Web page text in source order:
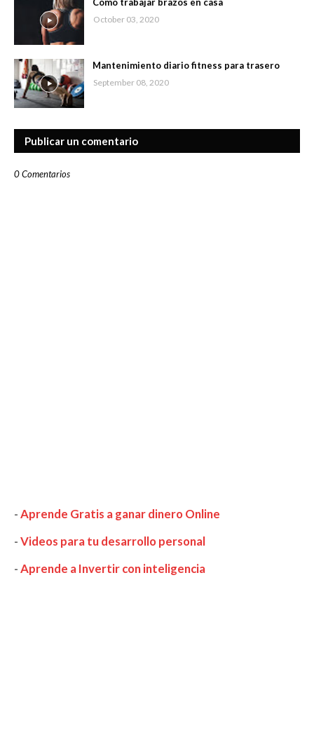
Cómo trabajar brazos en casa
October 03, 2020
Mantenimiento diario fitness para trasero
September 08, 2020
Publicar un comentario
0 Comentarios
-Aprende Gratis a ganar dinero Online
-Videos para tu desarrollo personal
-Aprende a Invertir con inteligencia